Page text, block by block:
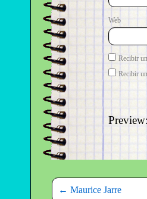
Web
Recibir
Recibir
Preview:
← Maurice Jarre